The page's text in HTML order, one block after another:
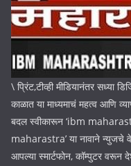
\ प्रिंट,टीव्ही मीडियानंतर सध्या
काळात या माध्यमाचं महत्व आणि
बदल स्वीकारून ‘ibm
maharastra’ या नावाने
आपल्या स्मार्टफोन, कॉम्पुटर वरून